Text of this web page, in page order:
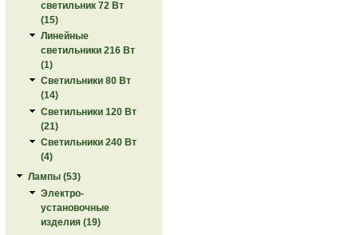
светильник 72 Вт
(15)
Линейные
светильники 216 Вт
(1)
Светильники 80 Вт
(14)
Светильники 120 Вт
(21)
Светильники 240 Вт
(4)
Лампы (53)
Электро-
установочные
изделия (19)